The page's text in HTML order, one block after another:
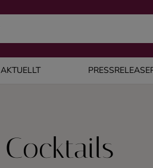
AKTUELLT
Cocktails